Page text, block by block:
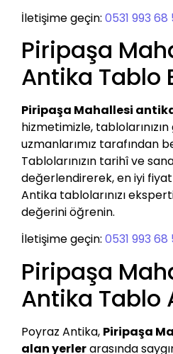
İletişime geçin: 0531 993 68
Piripaşa
Antika Tablo
Piripaşa Mahallesi
hizmetimizle,
uzmanlarımız tarafından
Tablolarınızın tarihî ve
değerlendirerek, en iyi
Antika tablolarınızı
değerini öğrenin.
İletişime geçin: 0531 993 68
Piripaşa
Antika Tablo
Poyraz Antika, Piripaşa
alan yerlerarasında